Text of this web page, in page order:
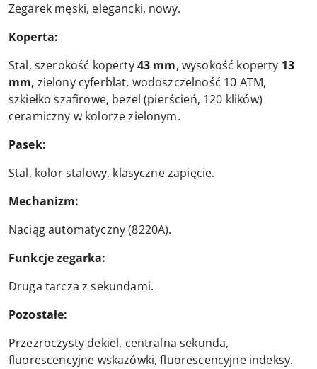
Zegarek męski, elegancki, nowy.
Koperta:
Stal, szerokość koperty43 mm, wysokość koperty 13
mm, zielony cyferblat, wodoszczelność 10 ATM,
szkiełko szafirowe, bezel (pierścień, 120 klików)
ceramiczny w kolorze zielonym.
Pasek:
Stal, kolor stalowy, klasyczne zapięcie.
Mechanizm:
Naciąg automatyczny (8220A).
Funkcje zegarka:
Druga tarcza z sekundami.
Pozostałe:
Przezroczysty dekiel, centralna sekunda,
fluorescencyjne wskazówki, fluorescencyjne indeksy.